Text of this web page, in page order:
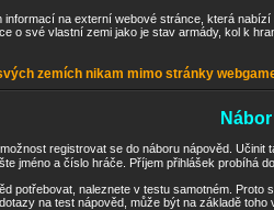
na externí webové stránce, která
o své vlastní zemi jako je stav armády, kol k
zemích nikam mimo stránky
registrovat se do náboru nápověd. Učinit
jméno a číslo hráče. Příjem přihlášek probíhá do
potřebovat, naleznete v testu samotném.
na test nápověd, může být na základě